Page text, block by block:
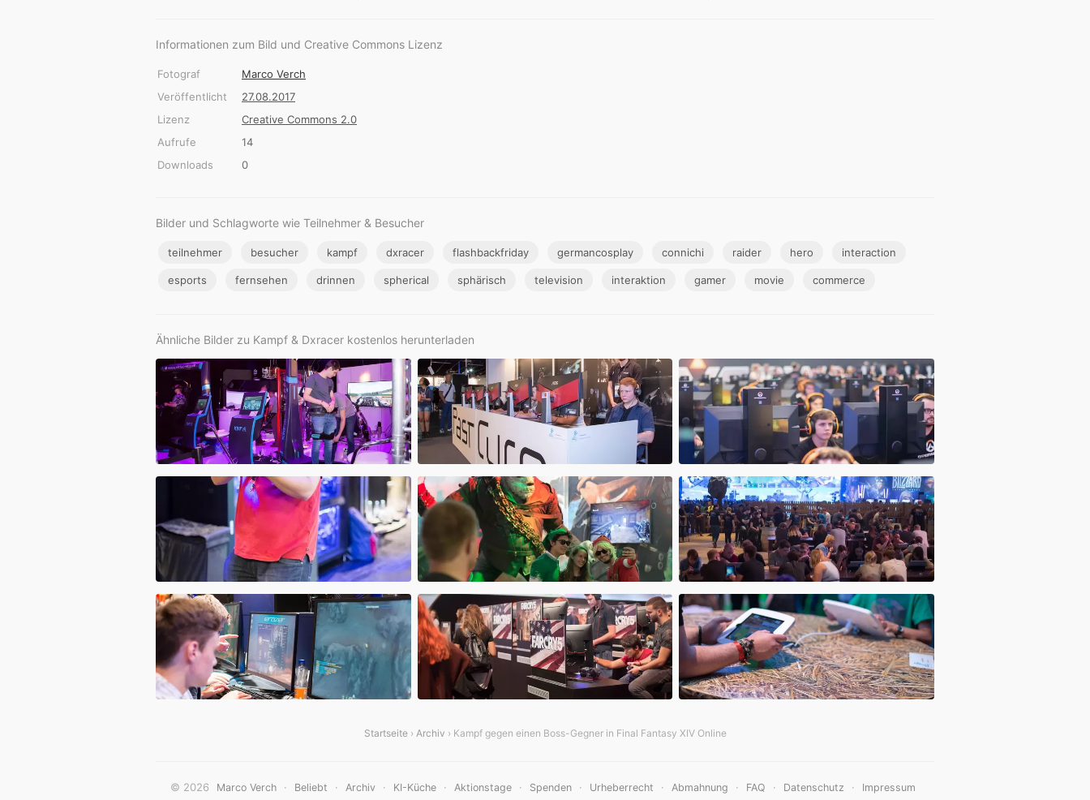
Informationen zum Bild und Creative Commons Lizenz
Fotograf
Marco Verch
Veröffentlicht
27.08.2017
Lizenz
Creative Commons 2.0
Aufrufe
14
Downloads
0
Bilder und Schlagworte wie Teilnehmer & Besucher
teilnehmer besucher kampf dxracer flashbackfriday germancosplay connichi raider hero interaction
esports fernsehen drinnen spherical sphärisch television interaktion gamer movie commerce
Ähnliche Bilder zu Kampf & Dxracer kostenlos herunterladen
Startseite› Archiv › Kampf gegen einen Boss-Gegner in Final Fantasy XIV Online
© 2026 Marco Verch · Beliebt · Archiv · KI-Küche · Aktionstage · Spenden · Urheberrecht · Abmahnung · FAQ · Datenschutz · Impressum